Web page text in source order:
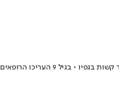
דור נולד עם שיתוק